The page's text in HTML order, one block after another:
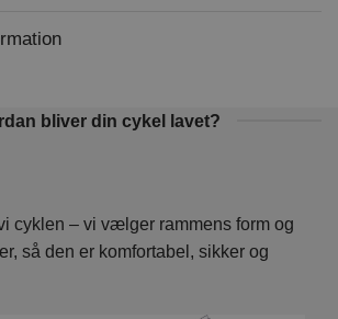
bliver din cykel lavet?
cyklen – vi vælger rammens form og
så den er komfortabel, sikker og